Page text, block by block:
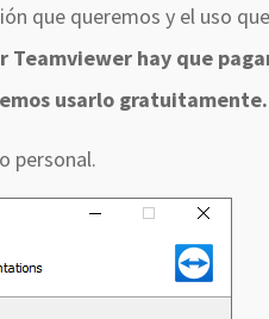
que queremos y el uso
Teamviewer hay que
usarlo gratuitamente.
personal.